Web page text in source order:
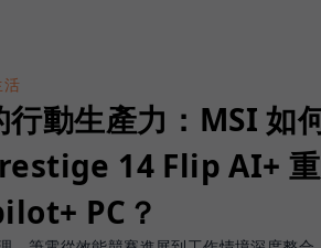
活
動生產力：MSI 如
14 Flip AI+
PC？